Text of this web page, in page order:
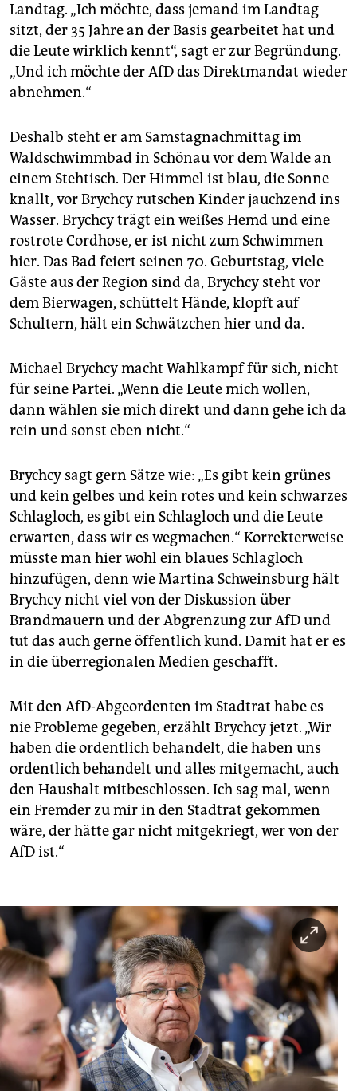
Landtag. „Ich möchte, dass jemand im Landtag
sitzt, der 35 Jahre an der Basis gearbeitet hat und
die Leute wirklich kennt“, sagt er zur Begründung.
„Und ich möchte der AfD das Direktmandat wieder
abnehmen.“
Deshalb steht er am Samstagnachmittag im
Waldschwimmbad in Schönau vor dem Walde an
einem Stehtisch. Der Himmel ist blau, die Sonne
knallt, vor Brychcy rutschen Kinder jauchzend ins
Wasser. Brychcy trägt ein weißes Hemd und eine
rostrote Cordhose, er ist nicht zum Schwimmen
hier. Das Bad feiert seinen 70. Geburtstag, viele
Gäste aus der Region sind da, Brychcy steht vor
dem Bierwagen, schüttelt Hände, klopft auf
Schultern, hält ein Schwätzchen hier und da.
Michael Brychcy macht Wahlkampf für sich, nicht
für seine Partei. „Wenn die Leute mich wollen,
dann wählen sie mich direkt und dann gehe ich da
rein und sonst eben nicht.“
Brychcy sagt gern Sätze wie: „Es gibt kein grünes
und kein gelbes und kein rotes und kein schwarzes
Schlagloch, es gibt ein Schlagloch und die Leute
erwarten, dass wir es wegmachen.“ Korrekterweise
müsste man hier wohl ein blaues Schlagloch
hinzufügen, denn wie Martina Schweinsburg hält
Brychcy nicht viel von der Diskussion über
Brandmauern und der Abgrenzung zur AfD und
tut das auch gerne öffentlich kund. Damit hat er es
in die überregionalen Medien geschafft.
Mit den AfD-Abgeordenten im Stadtrat habe es
nie Probleme gegeben, erzählt Brychcy jetzt. „Wir
haben die ordentlich behandelt, die haben uns
ordentlich behandelt und alles mitgemacht, auch
den Haushalt mitbeschlossen. Ich sag mal, wenn
ein Fremder zu mir in den Stadtrat gekommen
wäre, der hätte gar nicht mitgekriegt, wer von der
AfD ist.“